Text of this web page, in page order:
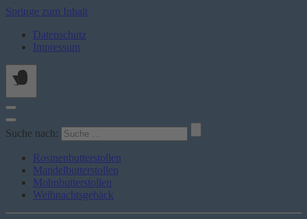
Springe zum Inhalt
Datenschutz
Impressum
Suche nach:
Rosinenbutterstollen
Mandelbutterstollen
Mohnbutterstollen
Weihnachtsgebäck